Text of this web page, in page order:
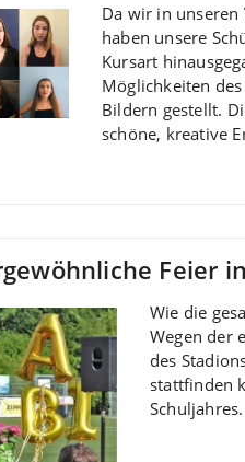
Da wir in
haben unsere
Kursart
Möglichkeiten
Bildern gestellt.
schöne, kreative
Feier
Wie die
Wegen der
des
stattfinden
Schuljahres.